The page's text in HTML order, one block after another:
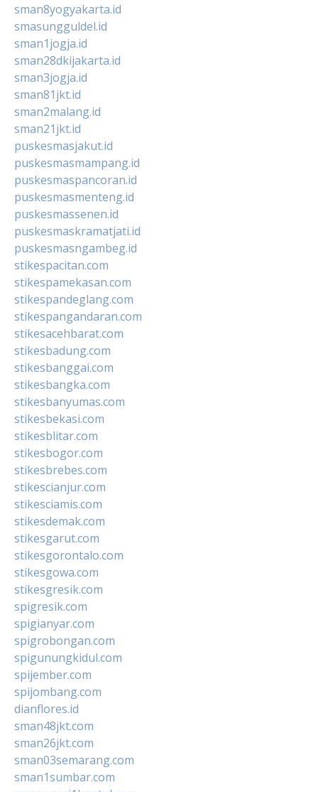
sman8yogyakarta.id
smasungguldel.id
sman1jogja.id
sman28dkijakarta.id
sman3jogja.id
sman81jkt.id
sman2malang.id
sman21jkt.id
puskesmasjakut.id
puskesmasmampang.id
puskesmaspancoran.id
puskesmasmenteng.id
puskesmassenen.id
puskesmaskramatjati.id
puskesmasngambeg.id
stikespacitan.com
stikespamekasan.com
stikespandeglang.com
stikespangandaran.com
stikesacehbarat.com
stikesbadung.com
stikesbanggai.com
stikesbangka.com
stikesbanyumas.com
stikesbekasi.com
stikesblitar.com
stikesbogor.com
stikesbrebes.com
stikescianjur.com
stikesciamis.com
stikesdemak.com
stikesgarut.com
stikesgorontalo.com
stikesgowa.com
stikesgresik.com
spigresik.com
spigianyar.com
spigrobongan.com
spigunungkidul.com
spijember.com
spijombang.com
dianflores.id
sman48jkt.com
sman26jkt.com
sman03semarang.com
sman1sumbar.com